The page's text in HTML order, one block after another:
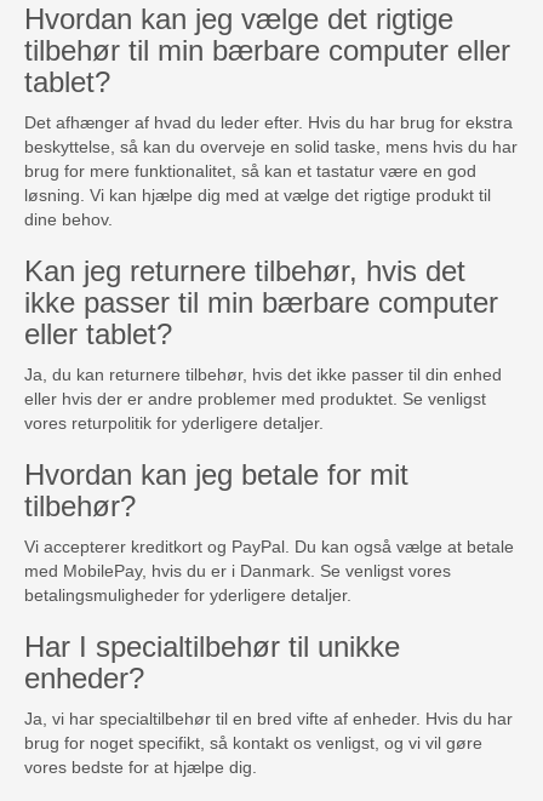
Hvordan kan jeg vælge det rigtige
tilbehør til min bærbare computer eller
tablet?
Det afhænger af hvad du leder efter. Hvis du har brug for ekstra
beskyttelse, så kan du overveje en solid taske, mens hvis du har
brug for mere funktionalitet, så kan et tastatur være en god
løsning. Vi kan hjælpe dig med at vælge det rigtige produkt til
dine behov.
Kan jeg returnere tilbehør, hvis det
ikke passer til min bærbare computer
eller tablet?
Ja, du kan returnere tilbehør, hvis det ikke passer til din enhed
eller hvis der er andre problemer med produktet. Se venligst
vores returpolitik for yderligere detaljer.
Hvordan kan jeg betale for mit
tilbehør?
Vi accepterer kreditkort og PayPal. Du kan også vælge at betale
med MobilePay, hvis du er i Danmark. Se venligst vores
betalingsmuligheder for yderligere detaljer.
Har I specialtilbehør til unikke
enheder?
Ja, vi har specialtilbehør til en bred vifte af enheder. Hvis du har
brug for noget specifikt, så kontakt os venligst, og vi vil gøre
vores bedste for at hjælpe dig.